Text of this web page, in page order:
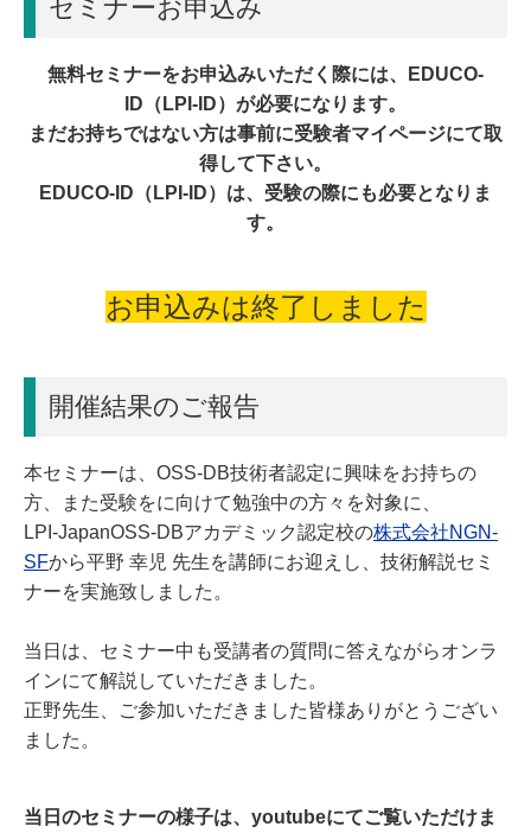
セミナーお申込み
無料セミナーをお申込みいただく際には、EDUCO-
ID（LPI-ID）が必要になります。
まだお持ちではない方は事前に受験者マイページにて取
得して下さい。
EDUCO-ID（LPI-ID）は、受験の際にも必要となりま
す。
お申込みは終了しました
開催結果のご報告
本セミナーは、OSS-DB技術者認定に興味をお持ちの
方、また受験をに向けて勉強中の方々を対象に、
LPI-JapanOSS-DBアカデミック認定校の株式会社NGN-
SFから平野 幸児 先生を講師にお迎えし、技術解説セミ
ナーを実施致しました。
当日は、セミナー中も受講者の質問に答えながらオンラ
インにて解説していただきました。
正野先生、ご参加いただきました皆様ありがとうござい
ました。
当日のセミナーの様子は、youtubeにてご覧いただけま